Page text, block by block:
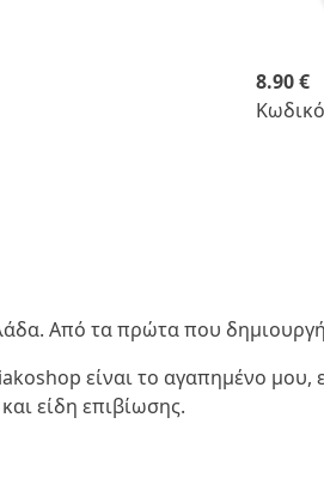
8.90 €
Από τα πρώτα που
είναι το αγαπημένο
είδη επιβίωσης.